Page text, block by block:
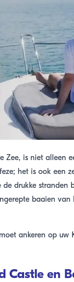
Zee, is niet alleen
het is ook een
drukke stranden
baaien
ankeren op uw
Castle en